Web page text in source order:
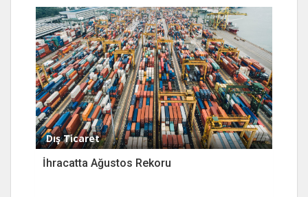
Dış Ticaret
İhracatta Ağustos Rekoru